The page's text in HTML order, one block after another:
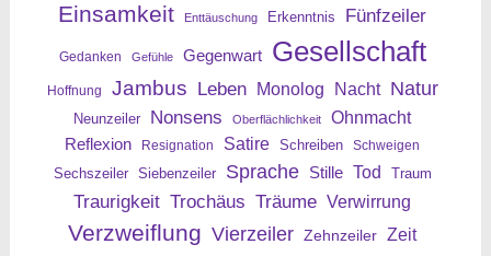
Einsamkeit Enttäuschung Erkenntnis Fünfzeiler
Gedanken Gefühle Gegenwart Gesellschaft
Hoffnung Jambus Leben Monolog Nacht Natur
Neunzeiler Nonsens Oberflächlichkeit
Ohnmacht
Reflexion
Resignation Satire Schreiben Schweigen
Sechszeiler Siebenzeiler Sprache Stille Tod Traum
Traurigkeit Trochäus Träume Verwirrung
Verzweiflung Vierzeiler Zehnzeiler Zeit